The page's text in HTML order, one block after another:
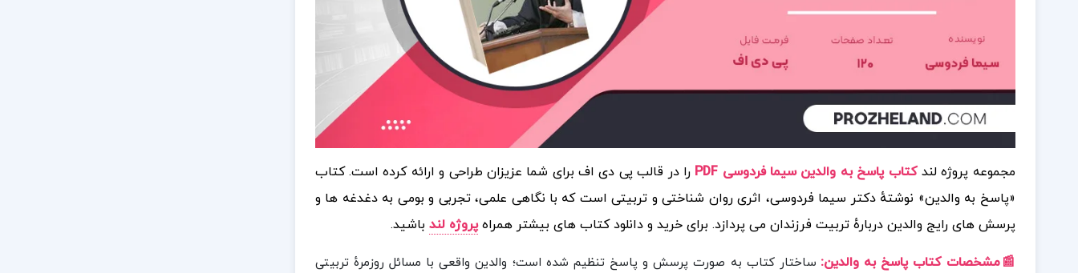
مجموعه پروژه لندکتاب پاسخ به والدین سیما فردوسی PDF
را در قالب پی دی اف برای شما عزیزان طراحی و ارائه کرده است. کتاب
«پاسخ به والدین» نوشتهٔ دکتر سیما فردوسی، اثری روان شناختی و تربیتی است که با نگاهی علمی، تجربی و بومی به دغدغه ها و
پرسش های رایج والدین دربارهٔ تربیت فرزندان می پردازد. برای خرید و دانلود کتاب های بیشتر همراهپروژه لند باشید.
📰مشخصات کتاب پاسخ به والدین: ساختار کتاب به صورت پرسش و پاسخ تنظیم شده است؛ والدین واقعی با مسائل روزمرهٔ تربیتی